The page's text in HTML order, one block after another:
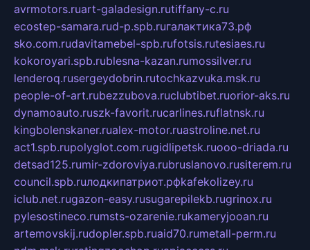
avrmotors.ruart-galadesign.rutiffany-c.ru
ecostep-samara.rud-p.spb.ruгалактика73.рф
sko.com.rudavitamebel-spb.rufotsis.rutesiaes.ru
kokoroyari.spb.rublesna-kazan.rumossilver.ru
lenderoq.rusergeydobrin.rutochkazvuka.msk.ru
people-of-art.rubezzubova.ruclubtibet.ruorior-aks.ru
dynamoauto.ruszk-favorit.rucarlines.ruflatnsk.ru
kingbolenskaner.rualex-motor.ruastroline.net.ru
act1.spb.rupolyglot.com.rugidlipetsk.ruooo-driada.ru
detsad125.rumir-zdoroviya.rubruslanovo.rusiterem.ru
council.spb.ruлодкипатриот.рфkafekolizey.ru
iclub.net.rugazon-easy.rusugarepilekb.rugrinox.ru
pylesostineco.rumsts-ozarenie.rukameryjooan.ru
artemovskij.rudopler.spb.ruaid70.rumetall-perm.ru